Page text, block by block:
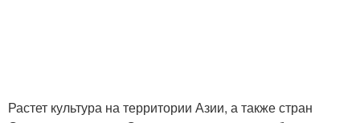
Растет культура на территории Азии, а также стран